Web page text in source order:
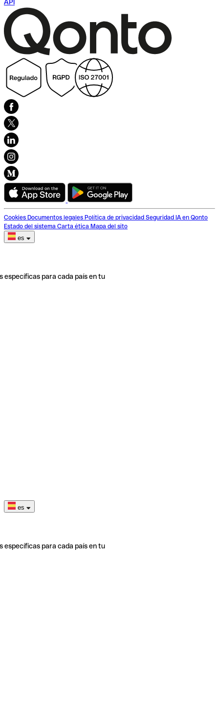
API
Cookies Documentos legales Política de privacidad Seguridad IA en Qonto
Estado del sistema Carta ética Mapa del sito
es
específicas para cada país en tu
es
específicas para cada país en tu